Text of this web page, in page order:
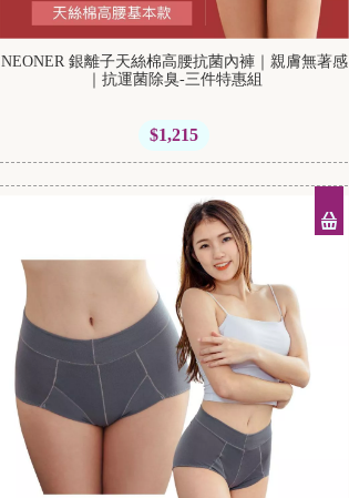
NEONER 銀離子天絲棉高腰抗菌內褲｜親膚無著感
｜抗運菌除臭-三件特惠組
$1,215